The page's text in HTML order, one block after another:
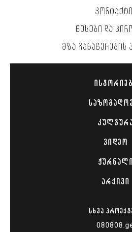
ᲙᲝᲜᲢᲐᲥᲢᲘ
ᲬᲔᲡᲔᲑᲘ ᲓᲐ
ᲛᲖᲐ ᲩᲐᲜᲐᲬᲔᲠᲔᲑᲘᲡ
ᲕᲘᲓᲔᲝ
ᲟᲣᲠᲜᲐᲚᲘ
ᲐᲠᲥᲘᲕᲘ
ᲡᲮᲕᲐ